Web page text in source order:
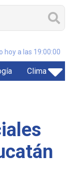
hoy a las 19:00:00
Clima